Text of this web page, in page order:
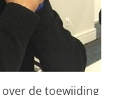
over de toewijding